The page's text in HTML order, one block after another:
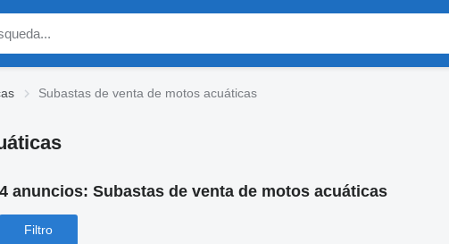
Subastas de venta de motos acuáticas
4 anuncios: Subastas de venta de motos acuáticas
Filtro